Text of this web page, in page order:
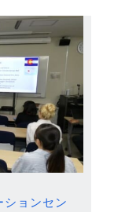
ションセン